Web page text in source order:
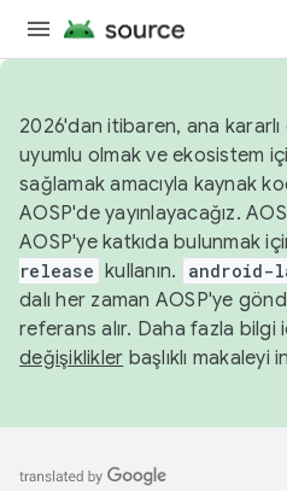
2026'dan itibaren, ana
uyumlu olmak ve ekosistem
sağlamak amacıyla kaynak
AOSP'de yayınlayacağız.
AOSP'ye katkıda bulunmak
release kullanın. android-
dalı her zaman AOSP'ye
referans alır. Daha fazla bilgi
değişiklikler başlıklı makaleyi